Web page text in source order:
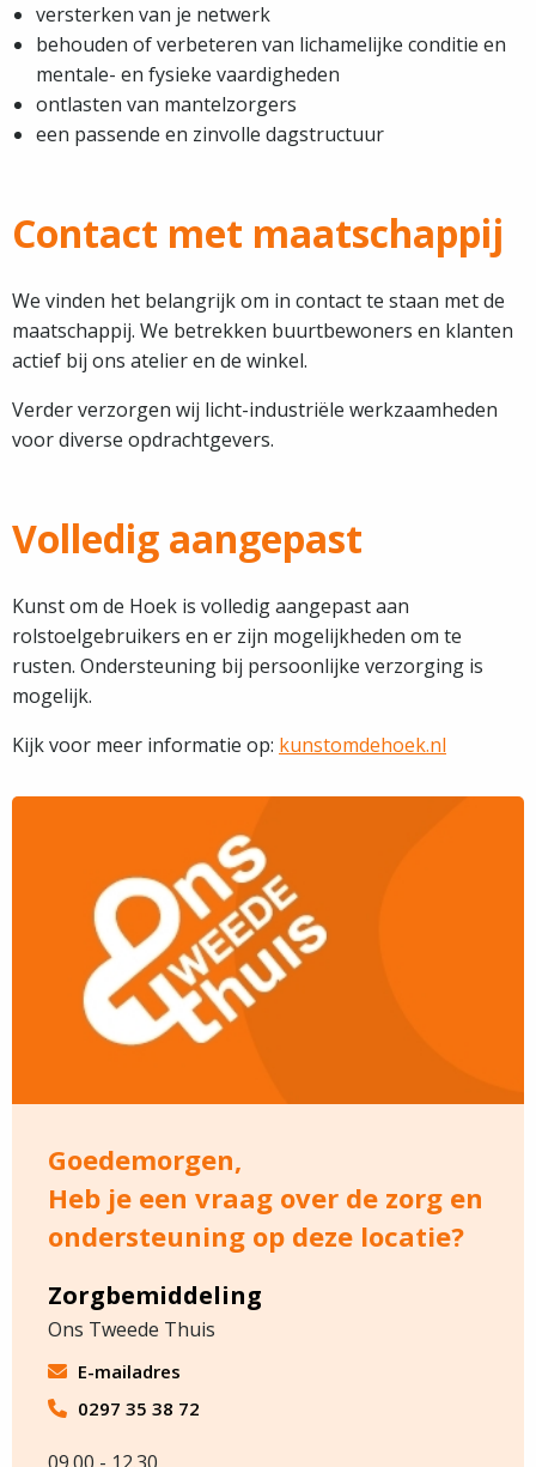
versterken van je netwerk
behouden of verbeteren van lichamelijke conditie en
mentale- en fysieke vaardigheden
ontlasten van mantelzorgers
een passende en zinvolle dagstructuur
Contact met maatschappij
We vinden het belangrijk om in contact te staan met de
maatschappij. We betrekken buurtbewoners en klanten
actief bij ons atelier en de winkel.
Verder verzorgen wij licht-industriële werkzaamheden
voor diverse opdrachtgevers.
Volledig aangepast
Kunst om de Hoek is volledig aangepast aan
rolstoelgebruikers en er zijn mogelijkheden om te
rusten. Ondersteuning bij persoonlijke verzorging is
mogelijk.
Kijk voor meer informatie op: kunstomdehoek.nl
Goedemorgen,
Heb je een vraag over de zorg en
ondersteuning op deze locatie?
Zorgbemiddeling
Ons Tweede Thuis
E-mailadres
0297 35 38 72